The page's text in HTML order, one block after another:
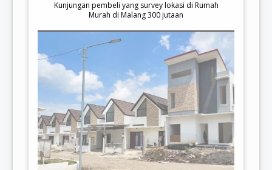
Kunjungan pembeli yang survey lokasi di Rumah
Murah di Malang 300 jutaan